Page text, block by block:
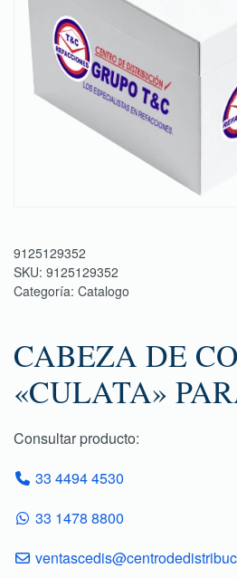
9125129352
SKU: 9125129352
Categoría: Catalogo
CABEZA DE
«CULATA»
Consultar producto:
33 4494 4530
33 1478 8800